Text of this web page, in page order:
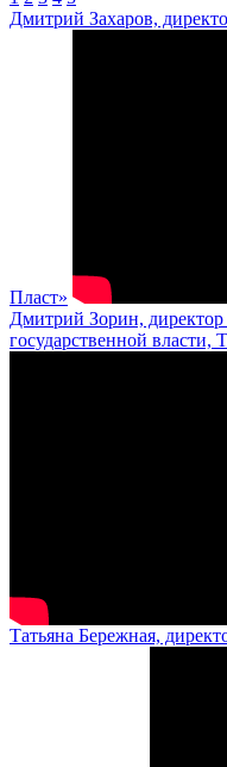
Дмитрий Захаров,
Пласт»
Дмитрий Зорин, директор
государственной
Татьяна Бережная,